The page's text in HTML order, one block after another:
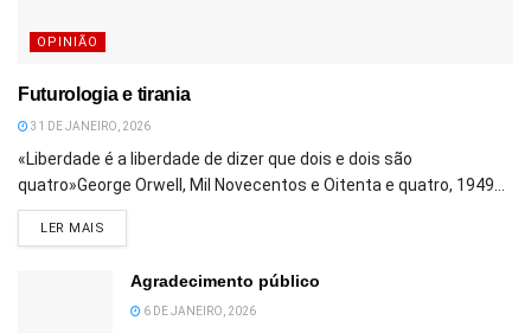
OPINIÃO
Futurologia e tirania
31 DE JANEIRO, 2026
«Liberdade é a liberdade de dizer que dois e dois são
quatro»George Orwell, Mil Novecentos e Oitenta e quatro, 1949...
LER MAIS
Agradecimento público
6 DE JANEIRO, 2026